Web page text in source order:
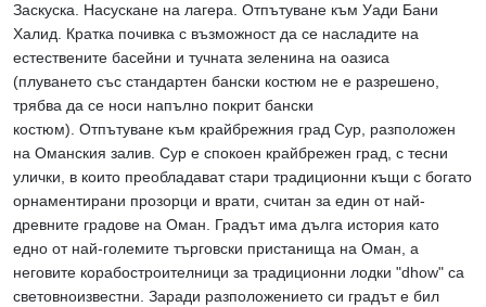
Заскуска. Насускане на лагера. Отпътуване към Уади Бани
Халид. Кратка почивка с възможност да се насладите на
естествените басейни и тучната зеленина на оазиса
(плуването със стандартен бански костюм не е разрешено,
трябва да се носи напълно покрит бански
костюм). Отпътуване към крайбрежния град Сур, разположен
на Оманския залив. Сур е спокоен крайбрежен град, с тесни
улички, в които преобладават стари традиционни къщи с богато
орнаментирани прозорци и врати, считан за един от най-
древните градове на Оман. Градът има дълга история като
едно от най-големите търговски пристанища на Оман, а
неговите корабостроителници за традиционни лодки "dhow" са
световноизвестни. Заради разположението си градът е бил